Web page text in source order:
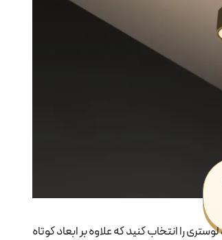
را انتخاب کنید که علاوه بر ابعاد کوتاه